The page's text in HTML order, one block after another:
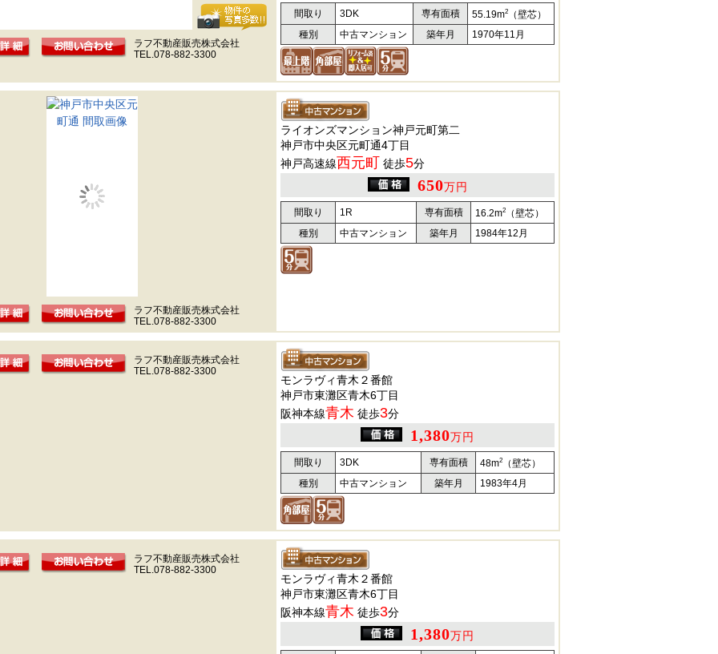
ラフ不動産販売株式会社
TEL.078-882-3300
間取り 3DK 専有面積 55.19m2
（壁芯）
種別
中古マンション 築年月 1970年11月
ラフ不動産販売株式会社
TEL.078-882-3300
ライオンズマンション神戸元町第二
神戸市中央区元町通4丁目
神戸高速線西元町 徒歩5分
650万円
間取り 1R 専有面積 16.2m2
（壁芯）
種別
中古マンション 築年月 1984年12月
ラフ不動産販売株式会社
TEL.078-882-3300
モンラヴィ青木２番館
神戸市東灘区青木6丁目
阪神本線青木 徒歩3分
1,380万円
間取り 3DK 専有面積 48m2
（壁芯）
種別
中古マンション 築年月 1983年4月
ラフ不動産販売株式会社
TEL.078-882-3300
モンラヴィ青木２番館
神戸市東灘区青木6丁目
阪神本線青木 徒歩3分
1,380万円